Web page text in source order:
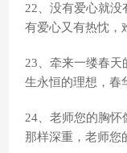
22、没有爱心就
有爱心又有热忱，
23、牵来一缕春天
生永恒的理想，春
24、老师您的胸
那样深重，老师您